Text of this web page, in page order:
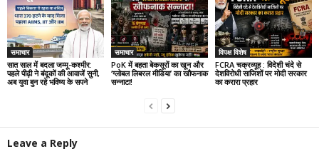
समाचार
सात साल में बदला जम्मू-कश्मीर:
पहले पीढ़ी ने बंदूकों की आवाजें सुनी,
अब युवा बुन रहे भविष्य के सपने
समाचार
PoK में बहता बेकसूरों का खून और
‘ग्लोबल लिबरल मीडिया’ का खौफनाक
सन्नाटा!
विपक्ष विशेष
FCRA चक्रव्यूह : विदेशी चंदे से
देशविरोधी साजिशों पर मोदी सरकार
का करारा प्रहार
Leave a Reply